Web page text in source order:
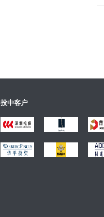
投中客户